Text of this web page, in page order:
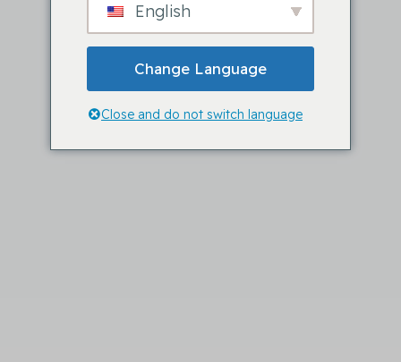
English
Change Language
Close and do not switch language